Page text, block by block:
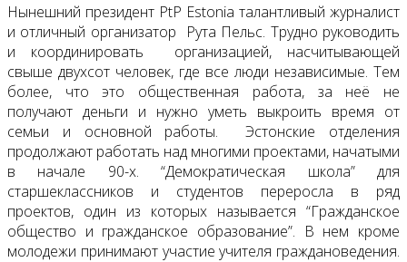
Нынешний президент PtP Estonia талантливый журналист
и отличный организатор Рута Пельс. Трудно руководить
и координировать организацией, насчитывающей
свыше двухсот человек, где все люди независимые. Тем
более, что это общественная работа, за неё не
получают деньги и нужно уметь выкроить время от
семьи и основной работы. Эстонские отделения
продолжают работать над многими проектами, начатыми
в начале 90-х. “Демократическая школа” для
старшеклассников и студентов переросла в ряд
проектов, один из которых называется “Гражданское
общество и гражданское образование”. В нем кроме
молодежи принимают участие учителя граждановедения.